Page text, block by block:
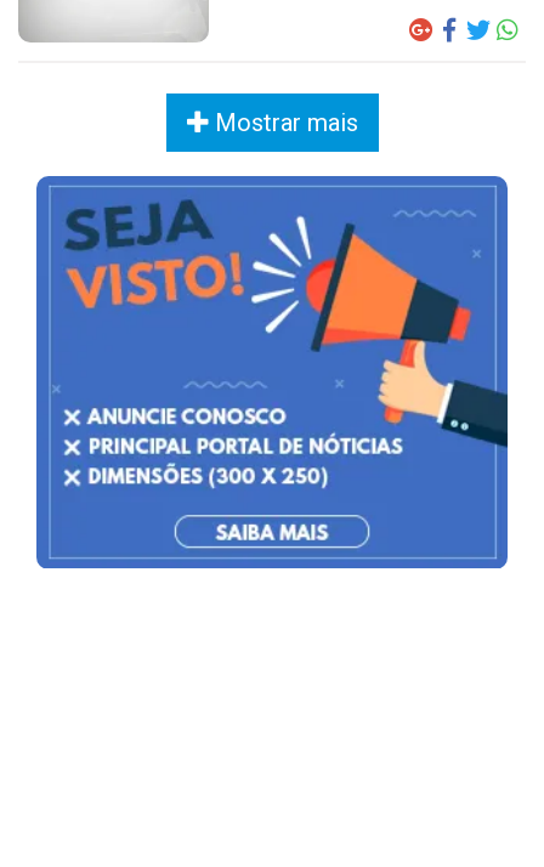
Mostrar mais